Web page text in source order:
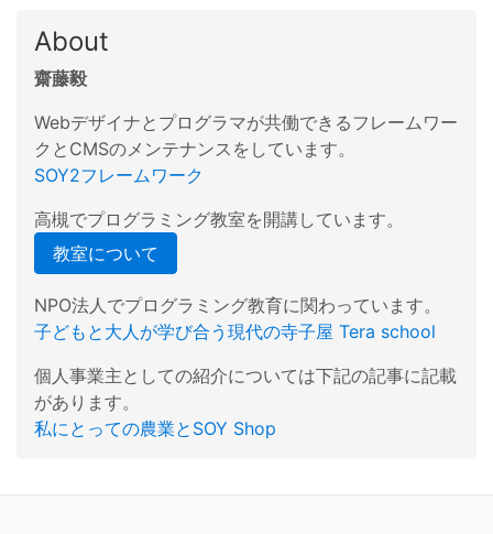
About
齋藤毅
Webデザイナとプログラマが共働できるフレームワー
クとCMSのメンテナンスをしています。
SOY2フレームワーク
高槻でプログラミング教室を開講しています。
教室について
NPO法人でプログラミング教育に関わっています。
子どもと大人が学び合う現代の寺子屋 Tera school
個人事業主としての紹介については下記の記事に記載
があります。
私にとっての農業とSOY Shop